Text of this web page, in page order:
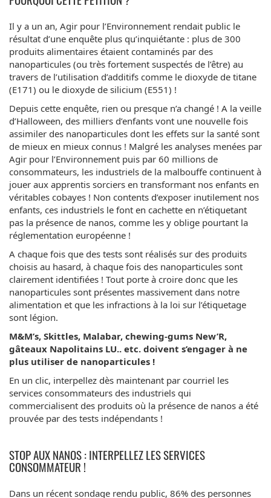
Il y a un an, Agir pour l’Environnement rendait public le
résultat d’une enquête plus qu’inquiétante : plus de 300
produits alimentaires étaient contaminés par des
nanoparticules (ou très fortement suspectés de l’être) au
travers de l’utilisation d’additifs comme le dioxyde de titane
(E171) ou le dioxyde de silicium (E551) !
Depuis cette enquête, rien ou presque n’a changé ! A la veille
d’Halloween, des milliers d’enfants vont une nouvelle fois
assimiler des nanoparticules dont les effets sur la santé sont
de mieux en mieux connus ! Malgré les analyses menées par
Agir pour l’Environnement puis par 60 millions de
consommateurs, les industriels de la malbouffe continuent à
jouer aux apprentis sorciers en transformant nos enfants en
véritables cobayes ! Non contents d’exposer inutilement nos
enfants, ces industriels le font en cachette en n’étiquetant
pas la présence de nanos, comme les y oblige pourtant la
réglementation européenne !
A chaque fois que des tests sont réalisés sur des produits
choisis au hasard, à chaque fois des nanoparticules sont
clairement identifiées ! Tout porte à croire donc que les
nanoparticules sont présentes massivement dans notre
alimentation et que les infractions à la loi sur l’étiquetage
sont légion.
M&M’s, Skittles, Malabar, chewing-gums New’R,
gâteaux Napolitains LU.. etc. doivent s’engager à ne
plus utiliser de nanoparticules !
En un clic, interpellez dès maintenant par courriel les
services consommateurs des industriels qui
commercialisent des produits où la présence de nanos a été
prouvée par des tests indépendants !
STOP AUX NANOS : INTERPELLEZ LES SERVICES
CONSOMMATEUR !
Dans un récent sondage rendu public, 86% des personnes